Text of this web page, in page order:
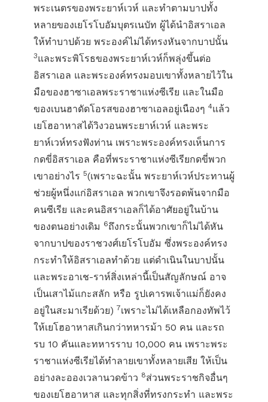
พระเนตรของพระยาห์เวห์ และทำตามบาปทั้ง
หลายของเยโรโบอัมบุตรเนบัท ผู้ได้นำอิสราเอล
ให้ทำบาปด้วย พระองค์ไม่ได้ทรงหันจากบาปนั้น
3และพระพิโรธของพระยาห์เวห์ก็พลุ่งขึ้นต่อ
อิสราเอล และพระองค์ทรงมอบเขาทั้งหลายไว้ใน
มือของฮาซาเอลพระราชาแห่งซีเรีย และในมือ
ของเบนฮาดัดโอรสของฮาซาเอลอยู่เนืองๆ 4แล้ว
เยโฮอาหาสได้วิงวอนพระยาห์เวห์ และพระ
ยาห์เวห์ทรงฟังท่าน เพราะพระองค์ทรงเห็นการ
กดขี่อิสราเอล คือที่พระราชาแห่งซีเรียกดขี่พวก
เขาอย่างไร 5(เพราะฉะนั้น พระยาห์เวห์ประทานผู้
ช่วยผู้หนึ่งแก่อิสราเอล พวกเขาจึงรอดพ้นจากมือ
คนซีเรีย และคนอิสราเอลก็ได้อาศัยอยู่ในบ้าน
ของตนอย่างเดิม 6ถึงกระนั้นพวกเขาก็ไม่ได้หัน
จากบาปของราชวงศ์เยโรโบอัม ซึ่งพระองค์ทรง
กระทำให้อิสราเอลทำด้วย แต่ดำเนินในบาปนั้น
และพระอาเช-ราห์สิ่งเหล่านี้เป็นสัญลักษณ์ อาจ
เป็นเสาไม้แกะสลัก หรือ รูปเคารพเจ้าแม่ก็ยังคง
อยู่ในสะมาเรียด้วย) 7เพราะไม่ได้เหลือกองทัพไว้
ให้เยโฮอาหาสเกินกว่าทหารม้า 50 คน และรถ
รบ 10 คันและทหารราบ 10,000 คน เพราะพระ
ราชาแห่งซีเรียได้ทำลายเขาทั้งหลายเสีย ให้เป็น
อย่างละอองเวลานวดข้าว 8ส่วนพระราชกิจอื่นๆ
ของเยโฮอาหาส และทุกสิ่งที่ทรงกระทำ และพระ